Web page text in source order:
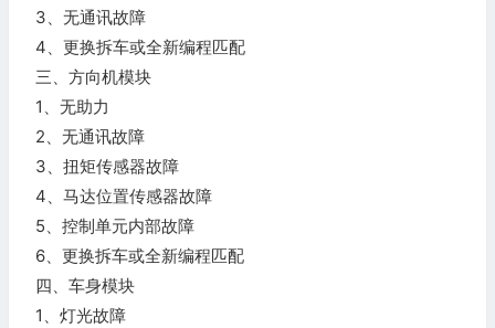
3、无通讯故障
4、更换拆车或全新编程匹配
三、方向机模块
1、无助力
2、无通讯故障
3、扭矩传感器故障
4、马达位置传感器故障
5、控制单元内部故障
6、更换拆车或全新编程匹配
四、车身模块
1、灯光故障